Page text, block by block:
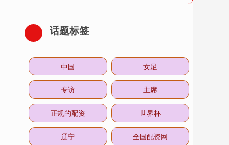
话题标签
中国 女足
专访 主席
正规的配资 世界杯
辽宁 全国配资网